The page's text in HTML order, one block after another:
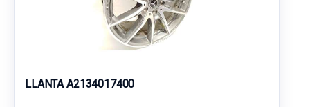
LLANTA A2134017400